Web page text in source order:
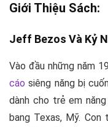
Giới Thiệu Sách:
Jeff Bezos Và Kỷ
Vào đầu những năm
cáo siêng năng bị
dành cho trẻ em
bang Texas, Mỹ.